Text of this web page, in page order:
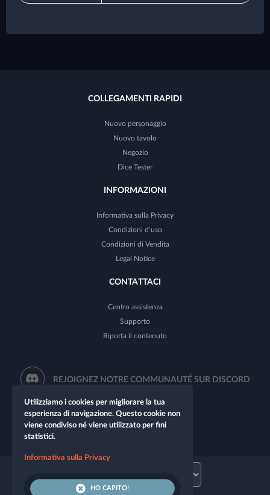
COLLEGAMENTI RAPIDI
Nuovo personaggio
Nuovo tavolo
Negozio
Dice Tester
INFORMAZIONI
Informativa sulla Privacy
Condizioni d’uso
Condizioni di Vendita
Legal Notice
CONTATTACI
Centro assistenza
Supporto
Riporta il contenuto
REJOIGNEZ NOTRE COMMUNAUTÉ SUR DISCORD
Utilizziamo i cookies per migliorare la tua
esperienza di navigazione. Questo cookie non
viene condiviso né viene utilizzato per fini
statistici.
Informativa sulla Privacy
HO CAPITO!